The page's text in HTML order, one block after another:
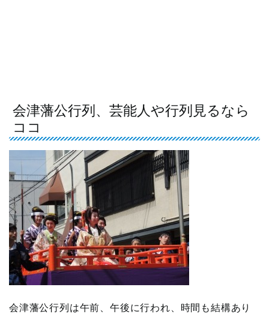
会津藩公行列、芸能人や行列見るなら
ココ
会津藩公行列は午前、午後に行われ、時間も結構あり